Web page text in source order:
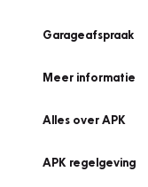
Garageafspraak
Meer informatie
Alles over APK
APK regelgeving